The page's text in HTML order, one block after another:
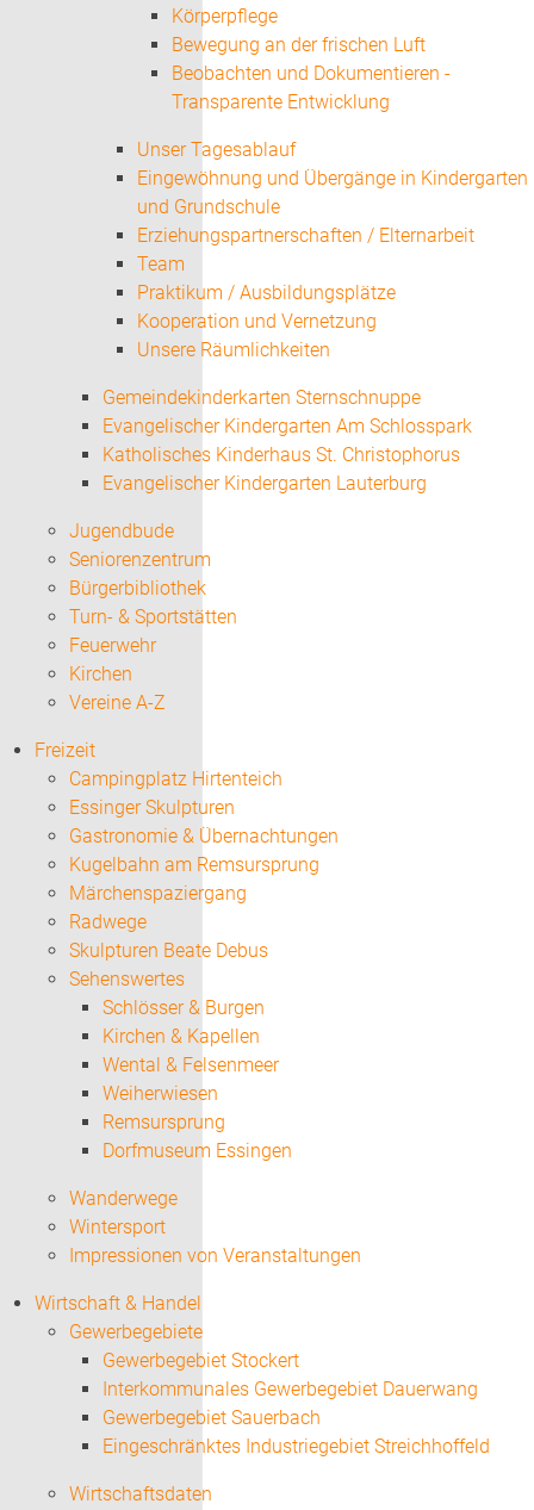
Körperpflege
Bewegung an der frischen Luft
Beobachten und Dokumentieren -
Transparente Entwicklung
Unser Tagesablauf
Eingewöhnung und Übergänge in Kindergarten
und Grundschule
Erziehungspartnerschaften / Elternarbeit
Team
Praktikum / Ausbildungsplätze
Kooperation und Vernetzung
Unsere Räumlichkeiten
Gemeindekinderkarten Sternschnuppe
Evangelischer Kindergarten Am Schlosspark
Katholisches Kinderhaus St. Christophorus
Evangelischer Kindergarten Lauterburg
Jugendbude
Seniorenzentrum
Bürgerbibliothek
Turn- & Sportstätten
Feuerwehr
Kirchen
Vereine A-Z
Freizeit
Campingplatz Hirtenteich
Essinger Skulpturen
Gastronomie & Übernachtungen
Kugelbahn am Remsursprung
Märchenspaziergang
Radwege
Skulpturen Beate Debus
Sehenswertes
Schlösser & Burgen
Kirchen & Kapellen
Wental & Felsenmeer
Weiherwiesen
Remsursprung
Dorfmuseum Essingen
Wanderwege
Wintersport
Impressionen von Veranstaltungen
Wirtschaft & Handel
Gewerbegebiete
Gewerbegebiet Stockert
Interkommunales Gewerbegebiet Dauerwang
Gewerbegebiet Sauerbach
Eingeschränktes Industriegebiet Streichhoffeld
Wirtschaftsdaten